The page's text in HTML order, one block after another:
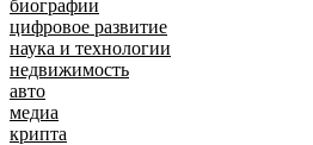
биографии
цифровое развитие
наука и технологии
недвижимость
авто
медиа
крипта